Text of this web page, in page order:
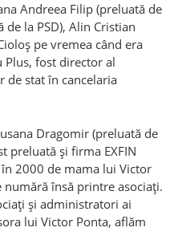
Andreea Filip (preluată de
la PSD), Alin Cristian
pe vremea când era
Plus, fost director al
de stat în cancelaria
Dragomir (preluată de
preluată și firma EXFIN
2000 de mama lui Victor
numără însă printre asociați.
și administratori ai
lui Victor Ponta, aflăm